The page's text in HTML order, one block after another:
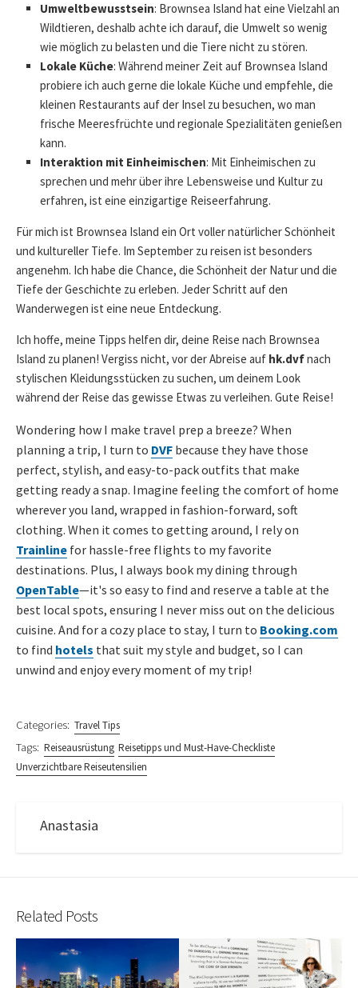
Umweltbewusstsein: Brownsea Island hat eine Vielzahl an
Wildtieren, deshalb achte ich darauf, die Umwelt so wenig
wie möglich zu belasten und die Tiere nicht zu stören.
Lokale Küche: Während meiner Zeit auf Brownsea Island
probiere ich auch gerne die lokale Küche und empfehle, die
kleinen Restaurants auf der Insel zu besuchen, wo man
frische Meeresfrüchte und regionale Spezialitäten genießen
kann.
Interaktion mit Einheimischen: Mit Einheimischen zu
sprechen und mehr über ihre Lebensweise und Kultur zu
erfahren, ist eine einzigartige Reiseerfahrung.
Für mich ist Brownsea Island ein Ort voller natürlicher Schönheit
und kultureller Tiefe. Im September zu reisen ist besonders
angenehm. Ich habe die Chance, die Schönheit der Natur und die
Tiefe der Geschichte zu erleben. Jeder Schritt auf den
Wanderwegen ist eine neue Entdeckung.
Ich hoffe, meine Tipps helfen dir, deine Reise nach Brownsea
Island zu planen! Vergiss nicht, vor der Abreise auf hk.dvfnach
stylischen Kleidungsstücken zu suchen, um deinem Look
während der Reise das gewisse Etwas zu verleihen. Gute Reise!
Wondering how I make travel prep a breeze? When
planning a trip, I turn to DVF because they have those
perfect, stylish, and easy-to-pack outfits that make
getting ready a snap. Imagine feeling the comfort of home
wherever you land, wrapped in fashion-forward, soft
clothing. When it comes to getting around, I rely on
Trainline for hassle-free flights to my favorite
destinations. Plus, I always book my dining through
OpenTable—it's so easy to find and reserve a table at the
best local spots, ensuring I never miss out on the delicious
cuisine. And for a cozy place to stay, I turn to Booking.com
to find hotels that suit my style and budget, so I can
unwind and enjoy every moment of my trip!
Categories: Travel Tips
Tags: Reiseausrüstung Reisetipps und Must-Have-Checkliste
Unverzichtbare Reiseutensilien
Anastasia
Related Posts